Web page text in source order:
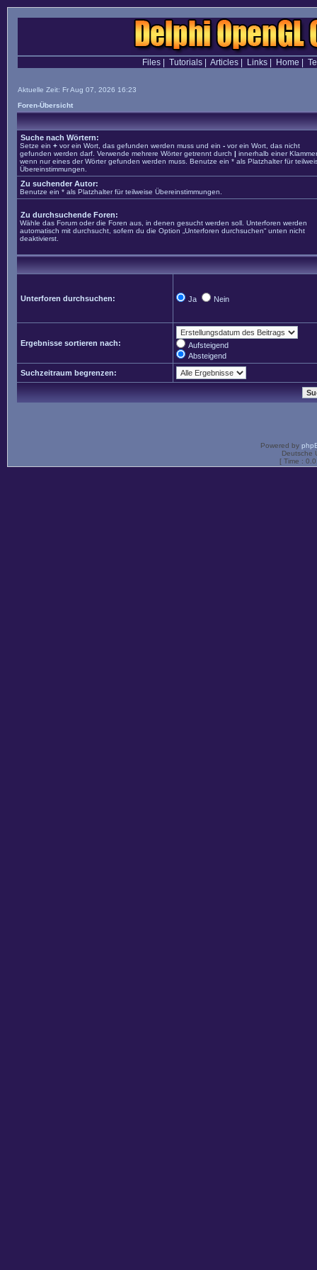
Files| Tutorials| Articles| Links| Home
Aktuelle Zeit: Fr Aug 07, 2026 16:23
Foren-Übersicht
Suche nach Wörtern:
Setze ein + vor ein Wort, das gefunden werden muss und ein - vor ein Wort, das nicht
gefunden werden darf. Verwende mehrere Wörter getrennt durch | innerhalb einer
wenn nur eines der Wörter gefunden werden muss. Benutze ein * als Platzhalter für
Übereinstimmungen.
Zu suchender Autor:
Benutze ein * als Platzhalter für teilweise Übereinstimmungen.
Zu durchsuchende Foren:
Wähle das Forum oder die Foren aus, in denen gesucht werden soll. Unterforen werden
automatisch mit durchsucht, sofern du die Option „Unterforen durchsuchen“ unten nicht
deaktivierst.
Unterforen durchsuchen: Ja Nein
Ergebnisse sortieren nach:
Aufsteigend
Absteigend
Suchzeitraum begrenzen:
Powered by
Deutsche
[ Time :